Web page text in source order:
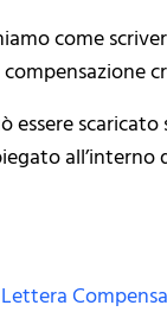
come
essere
all’interno